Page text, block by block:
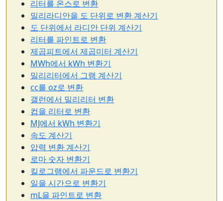
리터를 온스로 변환
밀리라디안을 도 단위로 변환 계산기
도 단위에서 라디안 단위 계산기
리터를 파인트로 변환
제곱피트에서 제곱미터 계산기
MWh에서 kWh 변환기
밀리리터에서 그램 계산기
cc를 oz로 변환
갤런에서 밀리리터 변환
컵을 리터로 변환
MJ에서 kWh 변환기
속도 계산기
압력 변환 계산기
로마 숫자 변환기
킬로그램에서 파운드로 변환기
일을 시간으로 변환기
mL을 파인트로 변환